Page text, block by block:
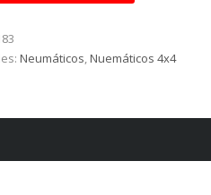
Neumáticos,Nuemáticos 4x4